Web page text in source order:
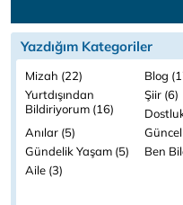
Yazdığım Kategoriler
Mizah (22)
Blog
Yurtdışından
Bildiriyorum (16)
Şiir (6)
Anılar (5)
Gündelik Yaşam (5)
Ben
Aile (3)